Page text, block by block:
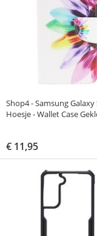
Shop4 - Samsung Galaxy
Hoesje - Wallet Case
€ 11,95